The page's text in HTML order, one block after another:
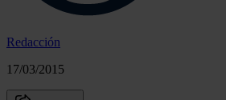
Redacción
17/03/2015